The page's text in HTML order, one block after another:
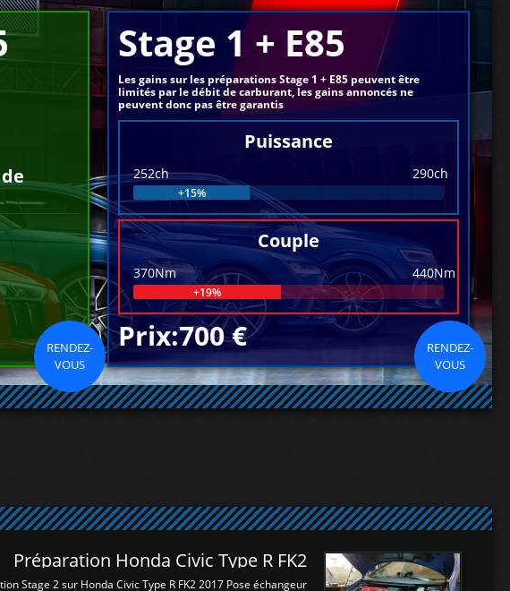
RENDEZ-
VOUS
Stage 1 + E85
Les gains sur les préparations Stage 1 + E85 peuvent être
limités par le débit de carburant, les gains annoncés ne
peuvent donc pas être garantis
Puissance
252ch 290ch
+15%
Couple
370Nm 440Nm
+19%
Prix:700 €
RENDEZ-
VOUS
Préparation Honda Civic Type R FK2
Stage 2 sur Honda Civic Type R FK2 2017 Pose échangeur